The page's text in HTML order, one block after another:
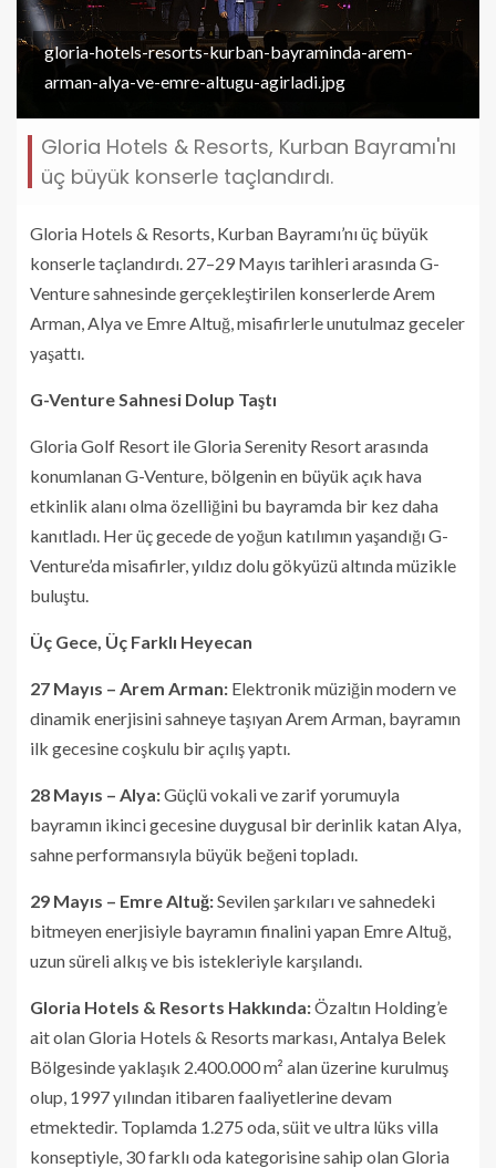
gloria-hotels-resorts-kurban-bayraminda-arem-
arman-alya-ve-emre-altugu-agirladi.jpg
Gloria Hotels & Resorts, Kurban Bayramı'nı
üç büyük konserle taçlandırdı.
Gloria Hotels & Resorts, Kurban Bayramı’nı üç büyük
konserle taçlandırdı. 27–29 Mayıs tarihleri arasında G-
Venture sahnesinde gerçekleştirilen konserlerde Arem
Arman, Alya ve Emre Altuğ, misafirlerle unutulmaz geceler
yaşattı.
G-Venture Sahnesi Dolup Taştı
Gloria Golf Resort ile Gloria Serenity Resort arasında
konumlanan G-Venture, bölgenin en büyük açık hava
etkinlik alanı olma özelliğini bu bayramda bir kez daha
kanıtladı. Her üç gecede de yoğun katılımın yaşandığı G-
Venture’da misafirler, yıldız dolu gökyüzü altında müzikle
buluştu.
Üç Gece, Üç Farklı Heyecan
27 Mayıs – Arem Arman: Elektronik müziğin modern ve
dinamik enerjisini sahneye taşıyan Arem Arman, bayramın
ilk gecesine coşkulu bir açılış yaptı.
28 Mayıs – Alya:Güçlü vokali ve zarif yorumuyla
bayramın ikinci gecesine duygusal bir derinlik katan Alya,
sahne performansıyla büyük beğeni topladı.
29 Mayıs – Emre Altuğ:Sevilen şarkıları ve sahnedeki
bitmeyen enerjisiyle bayramın finalini yapan Emre Altuğ,
uzun süreli alkış ve bis istekleriyle karşılandı.
Gloria Hotels & Resorts Hakkında:Özaltın Holding’e
ait olan Gloria Hotels & Resorts markası, Antalya Belek
Bölgesinde yaklaşık 2.400.000 m² alan üzerine kurulmuş
olup, 1997 yılından itibaren faaliyetlerine devam
etmektedir. Toplamda 1.275 oda, süit ve ultra lüks villa
konseptiyle, 30 farklı oda kategorisine sahip olan Gloria